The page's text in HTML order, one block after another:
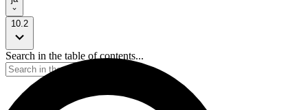
10.2
Search in the table of contents...